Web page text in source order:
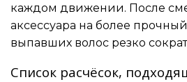
каждом движении. После
аксессуара на более
выпавших волос резко
Список расчёсок,